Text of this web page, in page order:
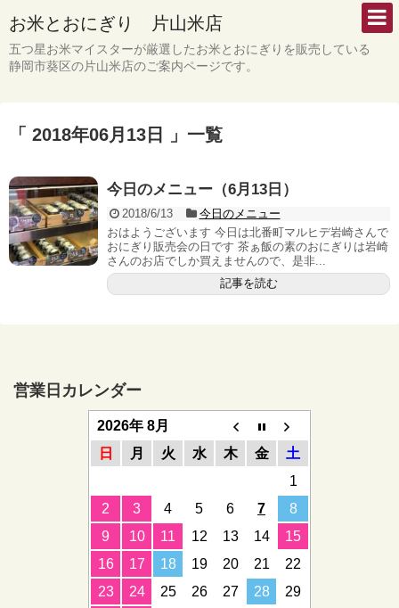
お米とおにぎり 片山米店
五つ星お米マイスターが厳選したお米とおにぎりを販売している
静岡市葵区の片山米店のご案内ページです。
「 2018年06月13日 」一覧
今日のメニュー（6月13日）
2018/6/13
今日のメニュー
おはようございます 今日は北番町マルヒデ岩崎さんで
おにぎり販売会の日です 茶ぁ飯の素のおにぎりは岩崎
さんのお店でしか買えませんので、是非...
記事を読む
営業日カレンダー
2026年 8月
日
月 火 水 木 金
土
1
2
3 4 5 6 7
8
9
10 11 12 13 14
15
16
17 18 19 20 21
22
23
24 25 26 27 28
29